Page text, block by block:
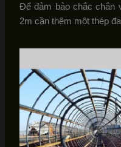
Để đảm bảo chắc chắn
2m cần thêm một thép